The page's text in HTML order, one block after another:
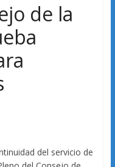
de la
del servicio de